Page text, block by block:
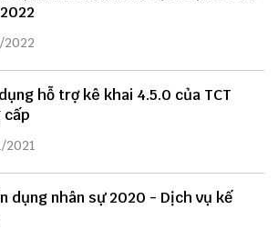
2022
hỗ trợ kê khai 4.5.0 của TCT
cấp
2021
dụng nhân sự 2020 - Dịch vụ kế